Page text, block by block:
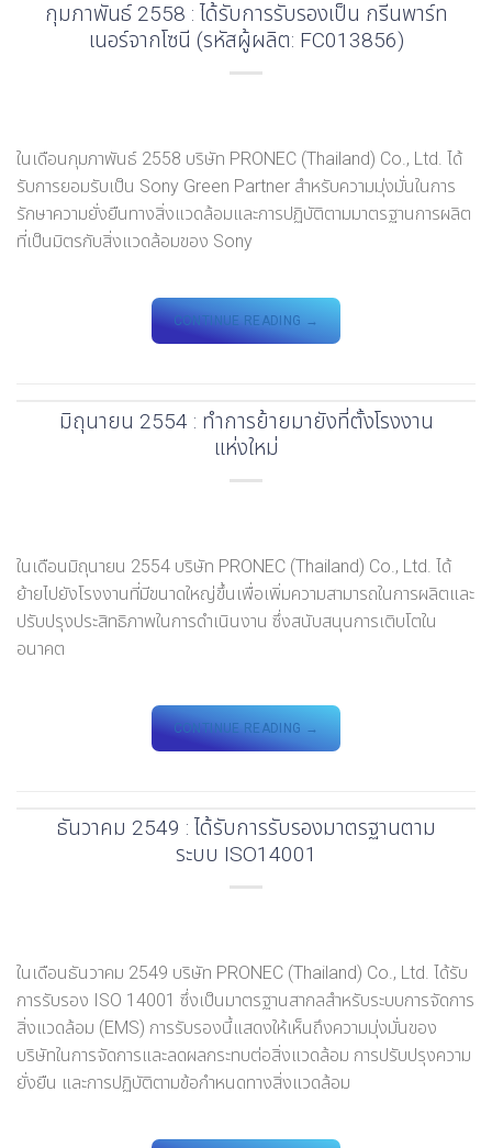
กุมภาพันธ์ 2558 : ได้รับการรับรองเป็น กรีนพาร์ท
เนอร์จากโซนี (รหัสผู้ผลิต: FC013856)
ในเดือนกุมภาพันธ์ 2558 บริษัท PRONEC (Thailand) Co., Ltd. ได้
รับการยอมรับเป็น Sony Green Partner สำหรับความมุ่งมั่นในการ
รักษาความยั่งยืนทางสิ่งแวดล้อมและการปฏิบัติตามมาตรฐานการผลิต
ที่เป็นมิตรกับสิ่งแวดล้อมของ Sony
CONTINUE READING →
มิถุนายน 2554 : ทำการย้ายมายังที่ตั้งโรงงาน
แห่งใหม่
ในเดือนมิถุนายน 2554 บริษัท PRONEC (Thailand) Co., Ltd. ได้
ย้ายไปยังโรงงานที่มีขนาดใหญ่ขึ้นเพื่อเพิ่มความสามารถในการผลิตและ
ปรับปรุงประสิทธิภาพในการดำเนินงาน ซึ่งสนับสนุนการเติบโตใน
อนาคต
CONTINUE READING →
ธันวาคม 2549 : ได้รับการรับรองมาตรฐานตาม
ระบบ ISO14001
ในเดือนธันวาคม 2549 บริษัท PRONEC (Thailand) Co., Ltd. ได้รับ
การรับรอง ISO 14001 ซึ่งเป็นมาตรฐานสากลสำหรับระบบการจัดการ
สิ่งแวดล้อม (EMS) การรับรองนี้แสดงให้เห็นถึงความมุ่งมั่นของ
บริษัทในการจัดการและลดผลกระทบต่อสิ่งแวดล้อม การปรับปรุงความ
ยั่งยืน และการปฏิบัติตามข้อกำหนดทางสิ่งแวดล้อม